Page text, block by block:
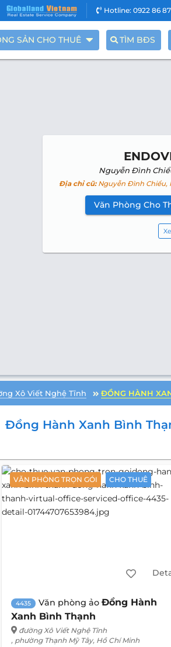
Hotline: 0922 86
SẢN CHO THUÊ TÌM BĐS
Nguyễn Đình
Địa chỉ cũ:Nguyễn Đình Chiểu,
Văn Phòng Cho
Xô Viết Nghệ Tĩnh ĐỒNG HÀNH
Đồng Hành Xanh Bình
VĂN PHÒNG TRỌN GÓI CHO THUÊ
4435 Văn phòng ảoĐồng Hành
Xanh Bình Thạnh
đường Xô Viết Nghệ Tĩnh
, phường Thạnh Mỹ Tây, Hồ Chí Minh